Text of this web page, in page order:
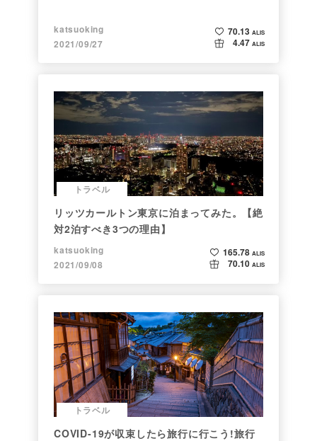
katsuoking
2021/09/27
70.13 ALIS
4.47 ALIS
トラベル
リッツカールトン東京に泊まってみた。【絶
対2泊すべき3つの理由】
katsuoking
2021/09/08
165.78 ALIS
70.10 ALIS
トラベル
COVID-19が収束したら旅行に行こう!旅行